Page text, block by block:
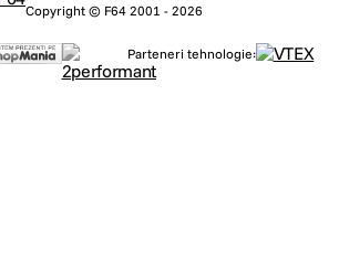
Copyright © F64 2001 - 2026
Parteneri tehnologie: